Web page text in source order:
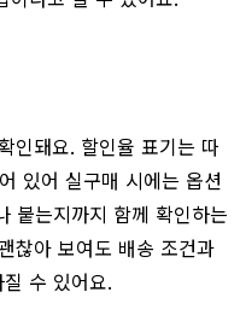
인돼요. 할인율 표기는 따
있어 실구매 시에는 옵션
붙는지까지 함께 확인하는
찮아 보여도 배송 조건과
수 있어요.